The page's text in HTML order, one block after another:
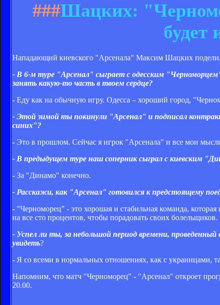
###Шацких:
будет
Нападающий киевского "Арсенала" Максим Шацких
- В 6-м туре "Арсенал" сыграет с одесским
занять какую-то часть в твоем сердце?
- Еду как на обычную игру. Одесса – хороший город,
- Этой зимой ты покинули "Арсенал" и подписал
синих"?
- Это в прошлом. Сейчас я игрок "Арсенала" и все мои
- В предыдущем туре наш соперник сыграл с киевским
- За "Динамо" конечно.
- Расскажи, как "Арсенал" готовился к предстоящему
- "Черноморец" - это хорошая и стабильная команда,
на все сто процентов, чтобы порадовать своих болельщиков.
- Успел ли ты, за небольшой период времени,
увидеть?
- Я со всеми в нормальных отношениях, как с украинцами,
Напомним, что матч "Черноморец" - "Арсенал" откроет
20.00.